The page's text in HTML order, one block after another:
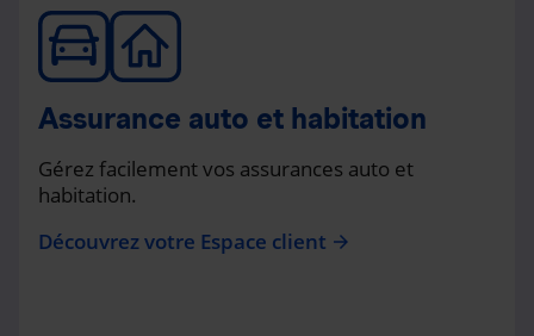
Assurance auto et habitation
Gérez facilement vos assurances auto et
habitation.
Découvrez votre Espace client arrow_forward